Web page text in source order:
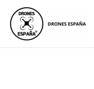
contenido